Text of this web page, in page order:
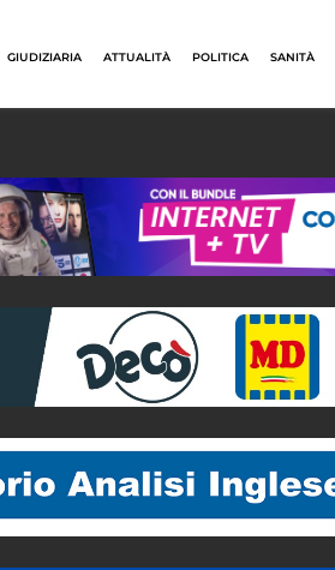
GIUDIZIARIA ATTUALITÀ POLITICA SANITÀ